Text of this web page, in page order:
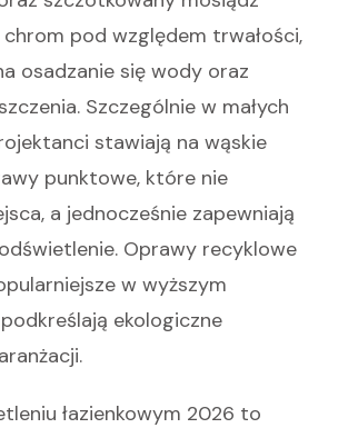
pod względem trwałości,
osadzanie się wody oraz
Szczególnie w małych
stawiają na wąskie
punktowe, które nie
a jednocześnie zapewniają
Oprawy recyklowe
w wyższym
ekologiczne
łazienkowym 2026 to